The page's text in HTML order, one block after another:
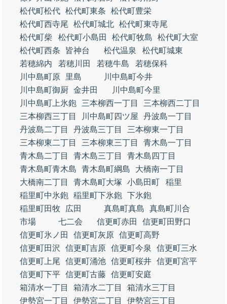
松代町松代 松代町東条
松代町豊栄
松代町西寺尾
松代町城北 松代町東寺尾
松代町柴
松代町小島田 松代町牧島
松代町大室
松代町西条
皆神台 松代温泉
松代町城東
若穂綿内
若穂川田 若穂牛島
若穂保科
川中島町原
里島
川中島町今井
川中島町御厨 金井田
川中島町今里
川中島町上氷鉋
三本柳西一丁目
三本柳西二丁目
三本柳西三丁目
川中島町四ツ屋
丹波島一丁目
丹波島二丁目
丹波島三丁目
三本柳東一丁目
三本柳東二丁目
三本柳東三丁目
青木島一丁目
青木島二丁目
青木島三丁目
青木島四丁目
青木島町青木島
青木島町綱島
大橋南一丁目
大橋南二丁目
青木島町大塚 小島田町
稲里
稲里町中氷鉋 稲里町下氷鉋 下氷鉋
稲里町田牧
広田 真島町真島
真島町川合
市場
七二会 信更町赤田
信更町田野口
信更町氷ノ田
信更町灰原 信更町高野
信更町田沢
信更町吉原 信更町今泉
信更町三水
信更町上尾
信更町涌池 信更町桜井 信更町宮平
信更町下平 信更町古藤 信更町安庭
箱清水一丁目
箱清水二丁目
箱清水三丁目
伊勢宮一丁目
伊勢宮二丁目
伊勢宮三丁目